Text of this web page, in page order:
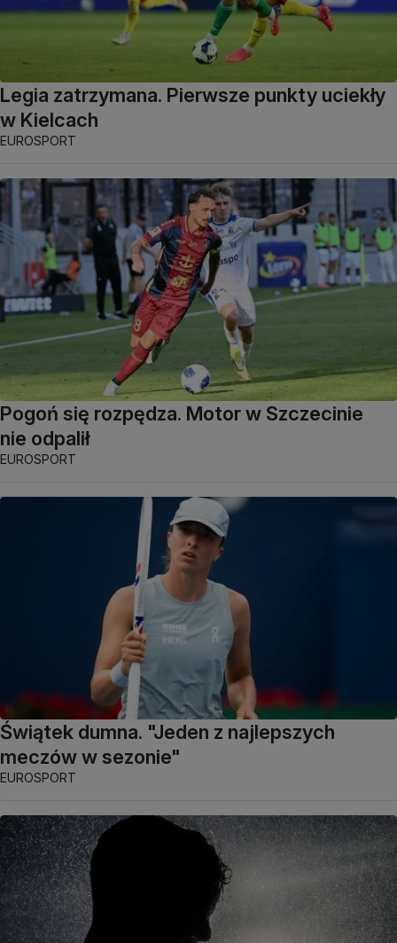
Legia zatrzymana. Pierwsze punkty uciekły
w Kielcach
EUROSPORT
Pogoń się rozpędza. Motor w Szczecinie
nie odpalił
EUROSPORT
Świątek dumna. "Jeden z najlepszych
meczów w sezonie"
EUROSPORT